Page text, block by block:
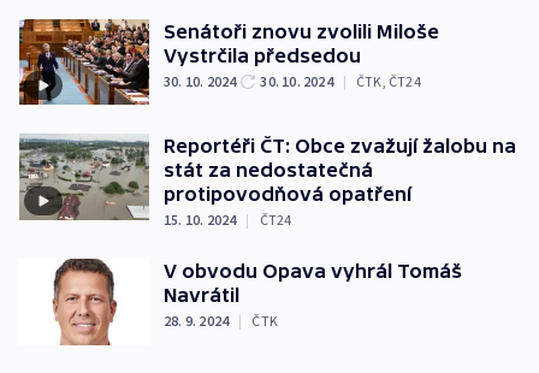
Senátoři znovu zvolili Miloše
Vystrčila předsedou
30. 10. 2024 30. 10. 2024 | ČTK ČT24
Reportéři ČT: Obce zvažují žalobu na
stát za nedostatečná
protipovodňová opatření
15. 10. 2024 | ČT24
V obvodu Opava vyhrál Tomáš
Navrátil
28. 9. 2024 | ČTK